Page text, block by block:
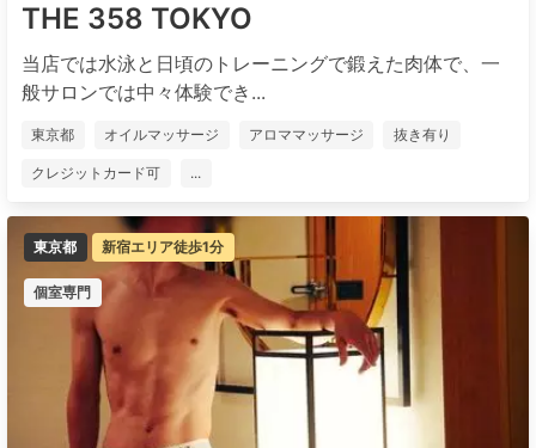
THE 358 TOKYO
当店では水泳と日頃のトレーニングで鍛えた肉体で、一
般サロンでは中々体験でき...
東京都 オイルマッサージ アロママッサージ 抜き有り
クレジットカード可 ...
東京都 新宿エリア徒歩1分
個室専門